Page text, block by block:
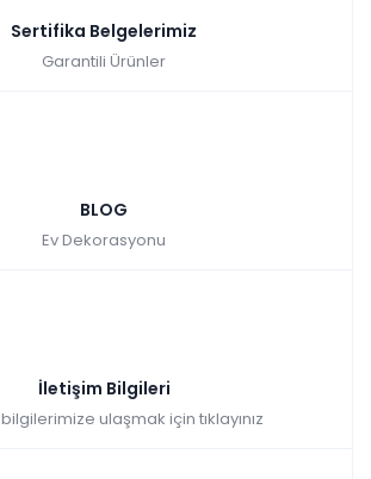
Sertifika Belgelerimiz
Garantili Ürünler
BLOG
Ev Dekorasyonu
İletişim Bilgileri
ulaşmak için tıklayınız